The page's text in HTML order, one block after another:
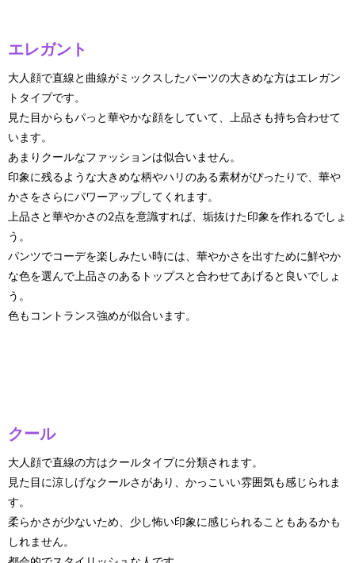
エレガント
大人顔で直線と曲線がミックスしたパーツの大きめな方はエレガン
トタイプです。
見た目からもパっと華やかな顔をしていて、上品さも持ち合わせて
います。
あまりクールなファッションは似合いません。
印象に残るような大きめな柄やハリのある素材がぴったりで、華や
かさをさらにパワーアップしてくれます。
上品さと華やかさの2点を意識すれば、垢抜けた印象を作れるでしょ
う。
パンツでコーデを楽しみたい時には、華やかさを出すために鮮やか
な色を選んで上品さのあるトップスと合わせてあげると良いでしょ
う。
色もコントランス強めが似合います。
クール
大人顔で直線の方はクールタイプに分類されます。
見た目に涼しげなクールさがあり、かっこいい雰囲気も感じられま
す。
柔らかさが少ないため、少し怖い印象に感じられることもあるかも
しれません。